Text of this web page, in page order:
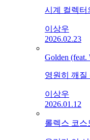
시계 컬렉터
이상우
2026.02.23
Golden
영원히 깨질
이상우
2026.01.12
롤렉스 코